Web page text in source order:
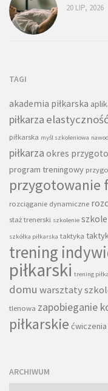
20 LIP, 2026
TAGI
akademia piłkarska
piłkarza elastyczność
piłkarska myśl szkoleniowa
piłkarza okres
program treningowy
przygotowanie
rozciąganie dynamiczne
staż trenerski szkolenie
szkółka piłkarska taktyka
trening
piłkarski trening
domu warsztaty
tlenowa zapobieganie
piłkarskie
ARCHIWUM